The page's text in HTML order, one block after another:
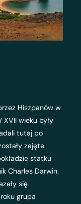
Hiszpanów w
XVII wieku były
tutaj po
zajęte
statku
Charles Darwin.
się
grupa